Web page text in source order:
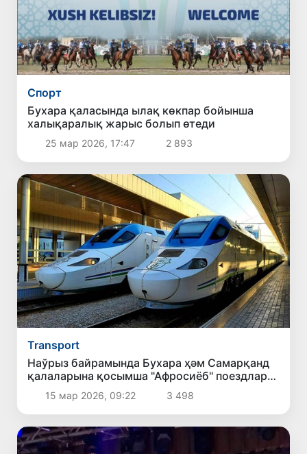
Спорт
Бухара қаласында ылақ көкпар бойынша
халықаралық жарыс болып өтеди
25 мар 2026, 17:47 2 893
Transport
Наўрыз байрамында Бухара ҳәм Самарқанд
қалаларына қосымша "Афросиёб" поездлары
қатнаўы жолға қойылады
15 мар 2026, 09:22 3 498